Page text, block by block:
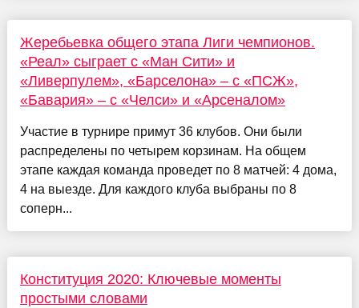
Жеребьевка общего этапа Лиги чемпионов.
«Реал» сыграет с «Ман Сити» и
«Ливерпулем», «Барселона» – с «ПСЖ»,
«Бавария» – с «Челси» и «Арсеналом»
Участие в турнире примут 36 клубов. Они были
распределены по четырем корзинам. На общем
этапе каждая команда проведет по 8 матчей: 4 дома,
4 на выезде. Для каждого клуба выбраны по 8
соперн...
Конституция 2020: Ключевые моменты
простыми словами